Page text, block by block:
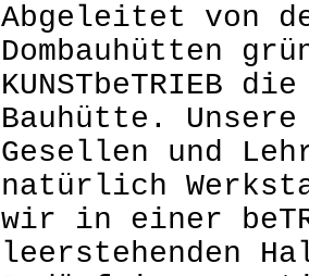
Abgeleitet von
Dombauhütten
KUNSTbeTRIEB
Bauhütte.
Gesellen und
natürlich
wir in einer
leerstehenden